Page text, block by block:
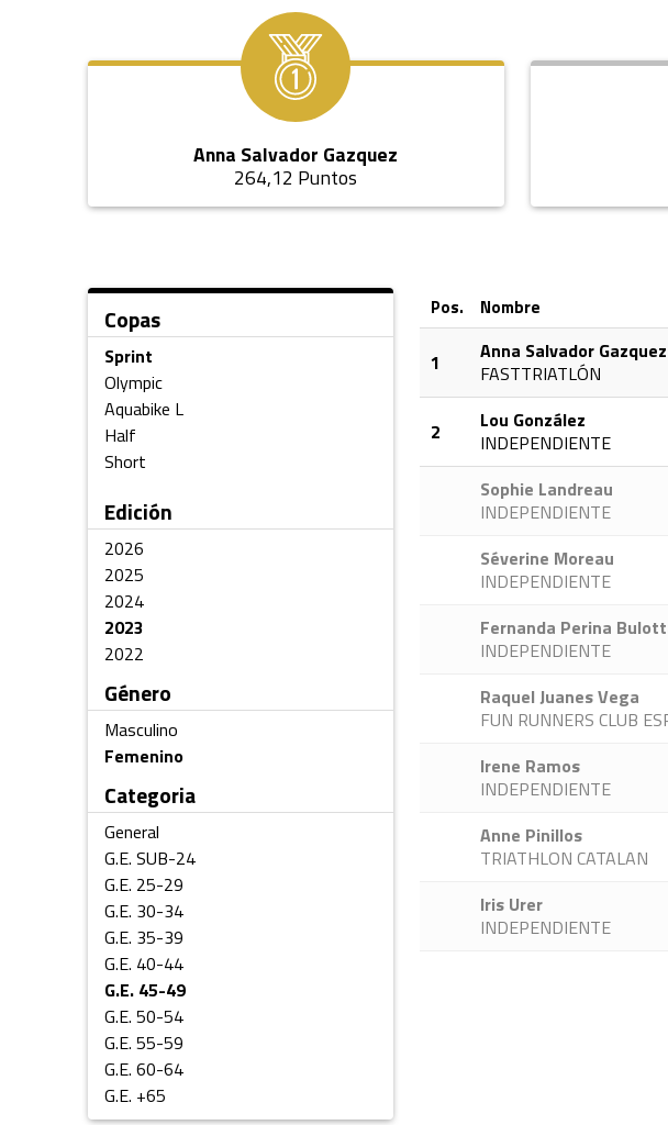
Anna Salvador Gazquez
264,12 Puntos
Copas
Sprint
Olympic
Aquabike L
Half
Short
Edición
2026
2025
2024
2023
2022
Género
Masculino
Femenino
Categoria
General
G.E. SUB-24
G.E. 25-29
G.E. 30-34
G.E. 35-39
G.E. 40-44
G.E. 45-49
G.E. 50-54
G.E. 55-59
G.E. 60-64
G.E. +65
Pos. Nombre
1
Anna Salvador Gazquez
FASTTRIATLÓN
2
Lou González
INDEPENDIENTE
Sophie Landreau
INDEPENDIENTE
Séverine Moreau
INDEPENDIENTE
Fernanda Perina
INDEPENDIENTE
Raquel Juanes Vega
FUN RUNNERS CLUB
Irene Ramos
INDEPENDIENTE
Anne Pinillos
TRIATHLON CATALAN
Iris Urer
INDEPENDIENTE